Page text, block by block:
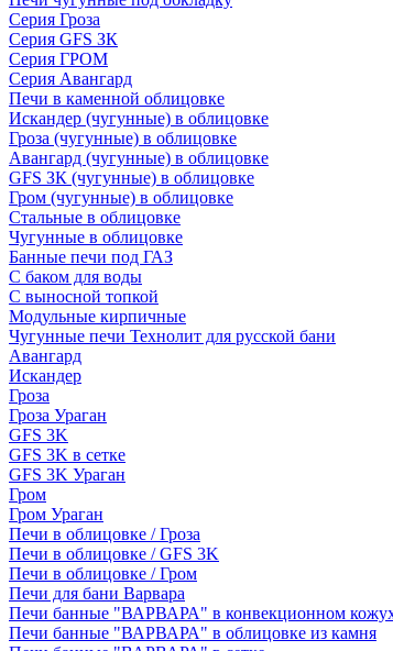
Серия Гроза
Серия GFS ЗК
Серия ГРОМ
Серия Авангард
Печи в каменной облицовке
Искандер (чугунные) в облицовке
Гроза (чугунные) в облицовке
Авангард (чугунные) в облицовке
GFS ЗК (чугунные) в облицовке
Гром (чугунные) в облицовке
Стальные в облицовке
Чугунные в облицовке
Банные печи под ГАЗ
С баком для воды
С выносной топкой
Модульные кирпичные
Чугунные печи Технолит для русской бани
Авангард
Искандер
Гроза
Гроза Ураган
GFS 3K
GFS 3K в сетке
GFS 3K Ураган
Гром
Гром Ураган
Печи в облицовке / Гроза
Печи в облицовке / GFS 3K
Печи в облицовке / Гром
Печи для бани Варвара
Печи банные "ВАРВАРА" в конвекционном
Печи банные "ВАРВАРА" в облицовке из камня